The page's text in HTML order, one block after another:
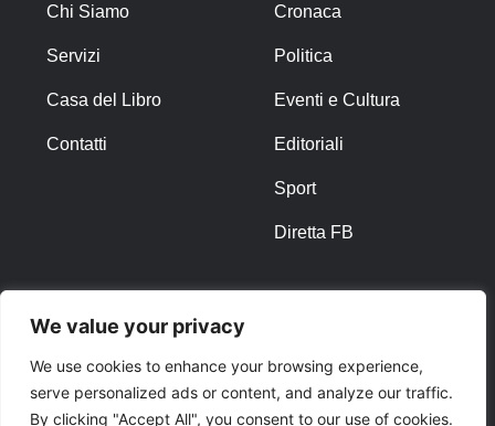
We value your privacy
We use cookies to enhance your browsing experience,
serve personalized ads or content, and analyze our traffic.
By clicking "Accept All", you consent to our use of cookies.
Chi Siamo
Servizi
Casa del Libro
Contatti
Cronaca
Politica
Eventi e Cultura
Editoriali
Sport
Diretta FB
Privacy Policy